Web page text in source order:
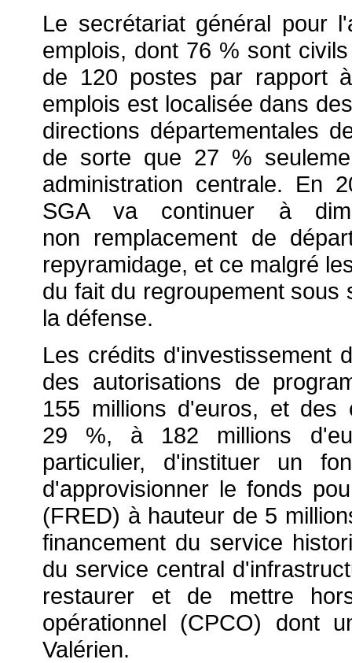
Le secrétariat général pour
emplois, dont 76 % sont
de 120 postes par rapport
emplois est localisée dans
directions départementales
de sorte que 27 %
administration centrale. En
SGA va continuer à
non remplacement de
repyramidage, et ce malgré
du fait du regroupement
la défense.
Les crédits d'investissement
des autorisations de
155 millions d'euros, et
29 %, à 182 millions
particulier, d'instituer un
d'approvisionner le fonds
(FRED) à hauteur de 5
financement du service
du service central
restaurer et de mettre
opérationnel (CPCO) dont
Valérien.